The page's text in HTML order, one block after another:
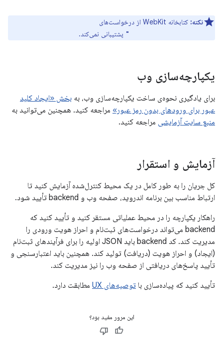
نکته: کتابخانه WebKit از درخواست‌های
پشتیبانی نمی‌کند.
یکپارچه‌سازی وب
برای یادگیری نحوه‌ی ساخت یکپارچه‌سازی وب، به بخش «ایجاد کلید
عبور برای ورودهای بدون رمز عبور» مراجعه کنید. همچنین می‌توانید به
منبع سایت آزمایشی مراجعه کنید.
آزمایش و استقرار
کل جریان را به طور کامل در یک محیط کنترل‌شده آزمایش کنید تا
ارتباط مناسب بین برنامه اندروید، صفحه وب و backend تأیید شود.
راهکار یکپارچه را در محیط عملیاتی مستقر کنید و تأیید کنید که
backend می‌تواند درخواست‌های ثبت‌نام و احراز هویت ورودی را
مدیریت کند. کد backend باید JSON اولیه را برای فرآیندهای ثبت‌نام
(ایجاد) و احراز هویت (دریافت) تولید کند. همچنین باید اعتبارسنجی و
تأیید پاسخ‌های دریافتی از صفحه وب را نیز مدیریت کند.
تأیید کنید که پیاده‌سازی با توصیه‌های UX مطابقت دارد.
این مرور مفید بود؟